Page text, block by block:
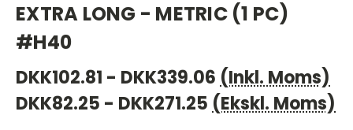
EXTRA LONG - METRIC (1 PC)
#H40
DKK102.81 - DKK339.06 (Inkl. Moms)
DKK82.25 - DKK271.25 (Ekskl. Moms)